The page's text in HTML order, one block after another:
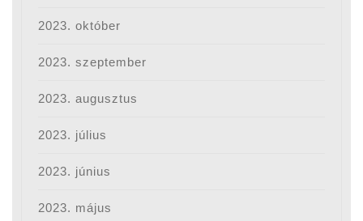
2023. október
2023. szeptember
2023. augusztus
2023. július
2023. június
2023. május